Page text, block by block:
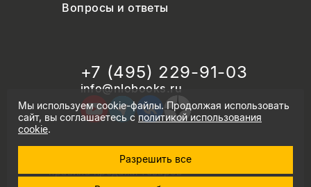
Вопросы и ответы
+7 (495) 229-91-03
info@nlobooks.ru
© Новое литературное обозрение. 2026
правила продажи товаров
Мы используем cookie-файлы. Продолжая использовать
сайт, вы соглашаетесь сполитикой использования
cookie.
Разрешить все